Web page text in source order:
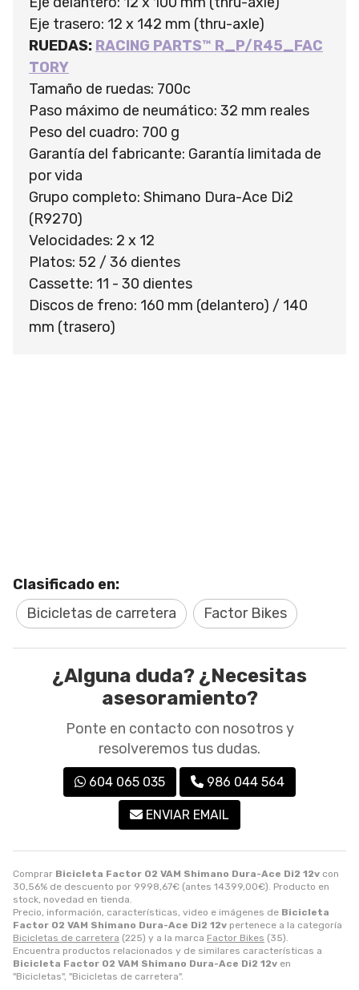
Comprar Bicicleta Factor O2 VAM Shimano Dura-Ace Di2 12v con
30,56% de descuento por 9998,67€ (antes 14399,00€). Producto en
stock, novedad en tienda.
Precio, información, características, video e imágenes de Bicicleta
Factor O2 VAM Shimano Dura-Ace Di2 12v pertenece a la categoría
Bicicletas de carretera (225) y a la marca Factor Bikes (35).
Encuentra productos relacionados y de similares características a
Bicicleta Factor O2 VAM Shimano Dura-Ace Di2 12v en
"Bicicletas", "Bicicletas de carretera".
Eje trasero: 12 x 142 mm (thru-axle)
RUEDAS: RACING PARTS™ R_P/R45_FAC
TORY
Tamaño de ruedas: 700c
Paso máximo de neumático: 32 mm reales
Peso del cuadro: 700 g
Garantía del fabricante: Garantía limitada de
por vida
Grupo completo: Shimano Dura-Ace Di2
(R9270)
Velocidades: 2 x 12
Platos: 52 / 36 dientes
Cassette: 11 - 30 dientes
Discos de freno: 160 mm (delantero) / 140
mm (trasero)
Clasificado en:
Bicicletas de carretera
Factor Bikes
¿Alguna duda? ¿Necesitas
asesoramiento?
Ponte en contacto con nosotros y
resolveremos tus dudas.
604 065 035 986 044 564
ENVIAR EMAIL